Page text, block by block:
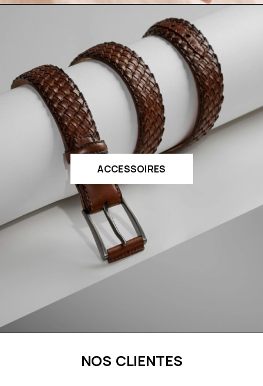
ACCESSOIRES
NOS CLIENTES